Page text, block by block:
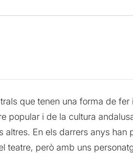
que tenen una forma de
popular i de la cultura
En els darrers anys han
però amb uns